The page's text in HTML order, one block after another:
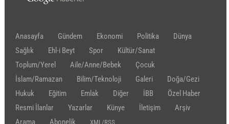
Anasayfa Gündem Ekonomi Politika
Dünya
Sağlık
Ehl-i Beyt Spor
Kültür/Sanat
Toplum/Yerel
Aile/Anne/Bebek
Çocuk
İslam/Ramazan
Bilim/Teknoloji Galeri
Doğa/Gezi
Hukuk
Eğitim Emlak Diğer İBB
Özel Haber
Resmi İlanlar
Yazarlar Künye İletişim
Arşiv
Arama
Abonelik XML/RSS